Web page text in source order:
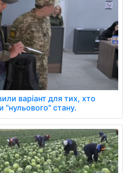
варіант для тих, хто
"нульового" стану.